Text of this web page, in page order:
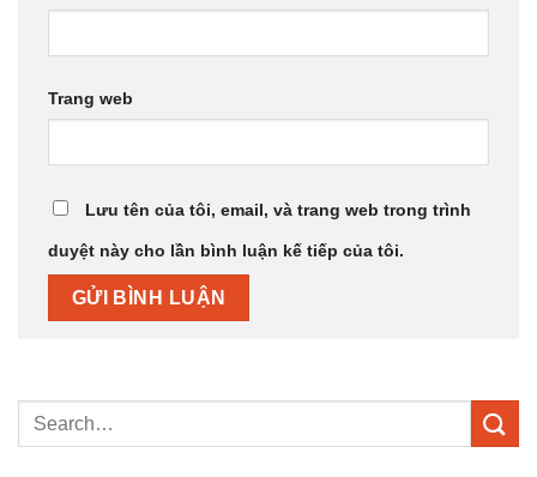
Trang web
Lưu tên của tôi, email, và trang web trong trình
duyệt này cho lần bình luận kế tiếp của tôi.